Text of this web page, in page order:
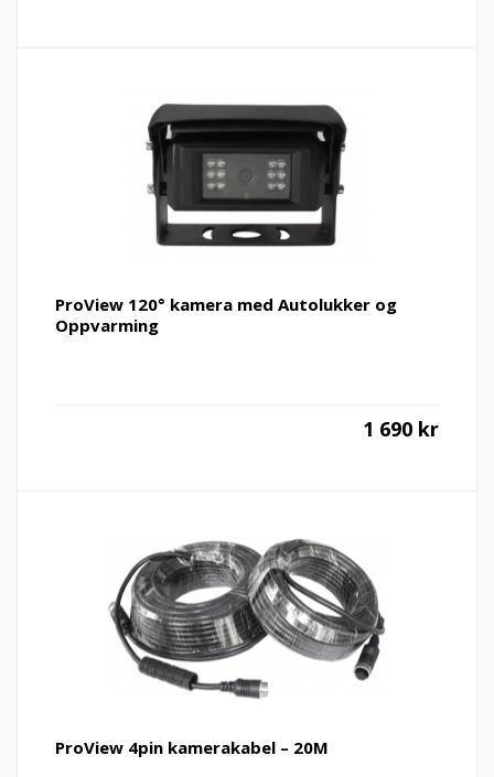
ProView 120° kamera med Autolukker og
Oppvarming
1 690 kr
ProView 4pin kamerakabel – 20M